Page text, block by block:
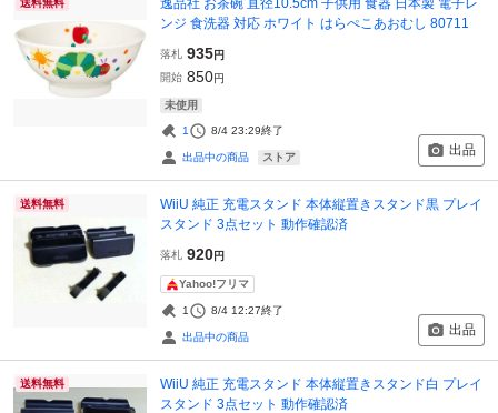
ンジ 食洗器 対応 ホワイト はらぺこあおむし 80711
落札 935円
開始 850円
未使用
1 8/4 23:29終了
出品中の商品 ストア 出品
送料無料
WiiU 純正 充電スタンド 本体縦置きスタンド黒 プレイ
スタンド 3点セット 動作確認済
落札 920円
Yahoo!フリマ
1 8/4 12:27終了
出品中の商品 出品
送料無料
WiiU 純正 充電スタンド 本体縦置きスタンド白 プレイ
スタンド 3点セット 動作確認済